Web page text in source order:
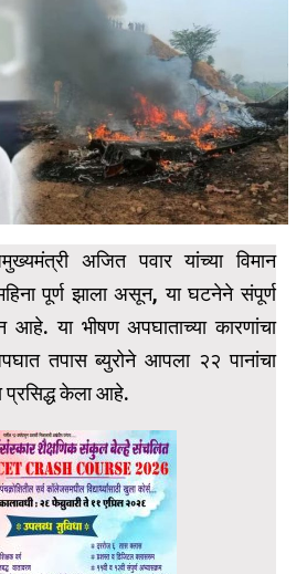
अजित पवार यांच्या विमान
पूर्ण झाला असून, या घटनेने संपूर्ण
आहे. या भीषण अपघाताच्या कारणांचा
तपास ब्युरोने आपला २२ पानांचा
केला आहे.